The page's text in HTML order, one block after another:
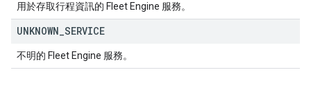
用於存取行程資訊的 Fleet Engine 服務。
UNKNOWN SERVICE
不明的 Fleet Engine 服務。